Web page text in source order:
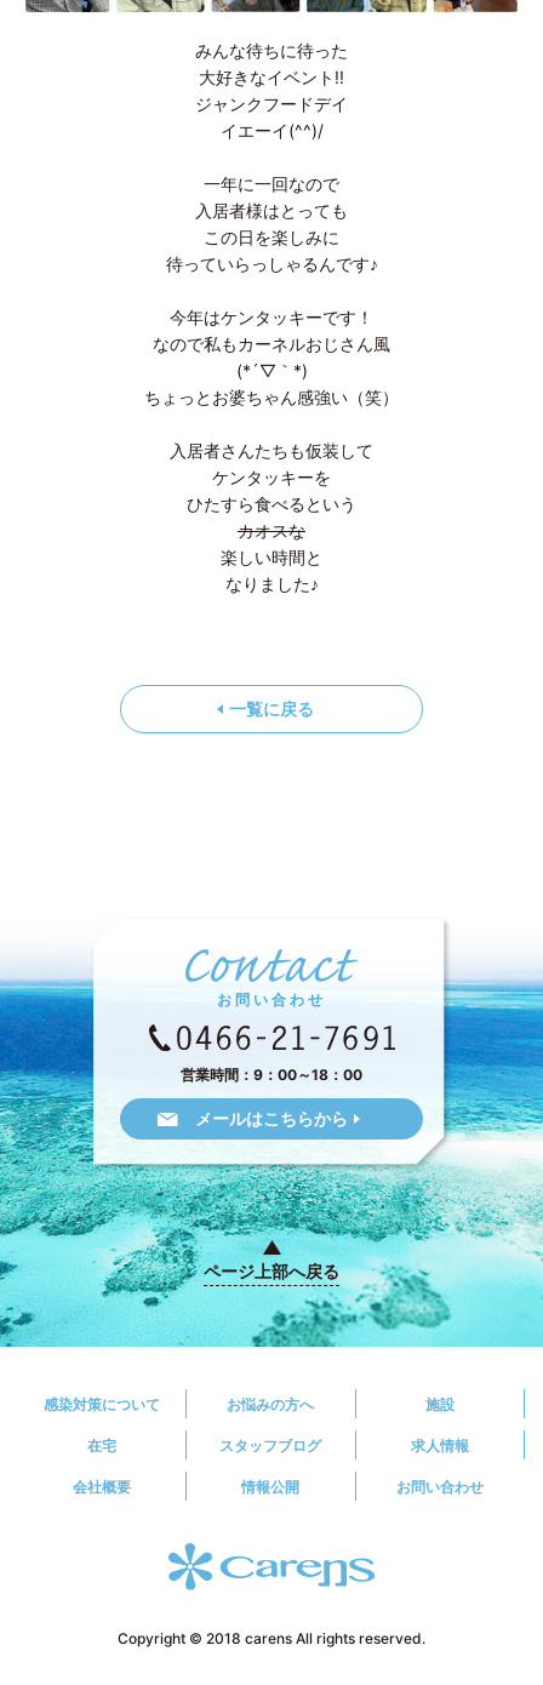
みんな待ちに待った
大好きなイベント!!
ジャンクフードデイ
イエーイ(^^)/
一年に一回なので
入居者様はとっても
この日を楽しみに
待っていらっしゃるんです♪
今年はケンタッキーです！
なので私もカーネルおじさん風
(*´▽｀*)
ちょっとお婆ちゃん感強い（笑）
入居者さんたちも仮装して
ケンタッキーを
ひたすら食べるという
カオスな
楽しい時間と
なりました♪
一覧に戻る
お問い合わせ
営業時間：9：00～18：00
メールはこちらから
ページ上部へ戻る
感染対策について お悩みの方へ 施設
在宅 スタッフブログ 求人情報
会社概要 情報公開 お問い合わせ
Copyright © 2018 carens All rights reserved.